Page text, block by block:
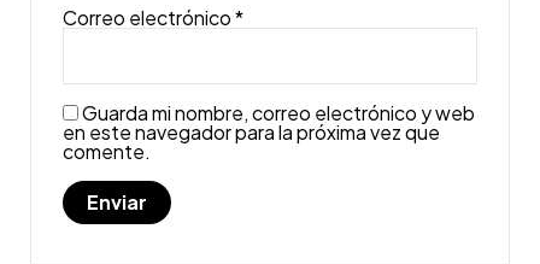
Correo electrónico*
Guarda mi nombre, correo electrónico y web
en este navegador para la próxima vez que
comente.